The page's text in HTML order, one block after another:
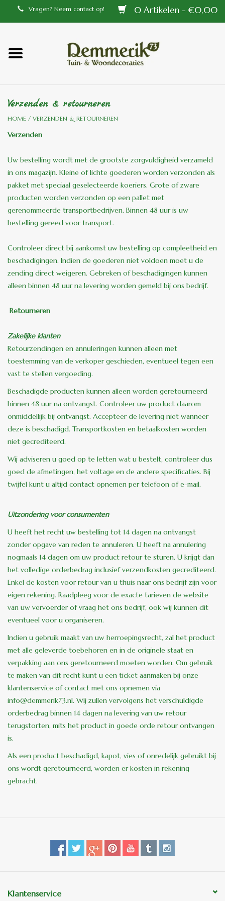
Vragen? Neem contact op! 0 Artikelen - €0,00
Home
Aluminium en messing
buitenlampen
Bronzen beelden voor
ANTIEK , Curiosa en
Replica's
Cadeau artikelen
Diversen
Winkel decoratie
Verzenden & retourneren
HOME / VERZENDEN & RETOURNEREN
Verzenden
Uw bestelling wordt met de grootste zorgvuldigheid verzameld
in ons magazijn. Kleine of lichte goederen worden verzonden als
pakket met speciaal geselecteerde koeriers. Grote of zware
producten worden verzonden op een pallet met
gerenommeerde transportbedrijven. Binnen 48 uur is uw
bestelling gereed voor transport.
Controleer direct bij aankomst uw bestelling op compleetheid en
beschadigingen. Indien de goederen niet voldoen moet u de
zending direct weigeren. Gebreken of beschadigingen kunnen
alleen binnen 48 uur na levering worden gemeld bij ons bedrijf.
Retourneren
Zakelijke klanten
Retourzendingen en annuleringen kunnen alleen met
toestemming van de verkoper geschieden, eventueel tegen een
vast te stellen vergoeding.
Beschadigde producten kunnen alleen worden geretourneerd
binnen 48 uur na ontvangst. Controleer uw product daarom
onmiddellijk bij ontvangst. Accepteer de levering niet wanneer
deze is beschadigd. Transportkosten en betaalkosten worden
niet gecrediteerd.
Wij adviseren u goed op te letten wat u bestelt, controleer dus
goed de afmetingen, het voltage en de andere specificaties. Bij
twijfel kunt u altijd contact opnemen per telefoon of e-mail.
Uitzondering voor consumenten
U heeft het recht uw bestelling tot 14 dagen na ontvangst
zonder opgave van reden te annuleren. U heeft na annulering
nogmaals 14 dagen om uw product retour te sturen. U krijgt dan
het volledige orderbedrag inclusief verzendkosten gecrediteerd.
Enkel de kosten voor retour van u thuis naar ons bedrijf zijn voor
eigen rekening. Raadpleeg voor de exacte tarieven de website
van uw vervoerder of vraag het ons bedrijf, ook wij kunnen dit
eventueel voor u organiseren.
Indien u gebruik maakt van uw herroepingsrecht, zal het product
met alle geleverde toebehoren en in de originele staat en
verpakking aan ons geretourneerd moeten worden. Om gebruik
te maken van dit recht kunt u een ticket aanmaken bij onze
klantenservice of contact met ons opnemen via
info@demmerik73.nl. Wij zullen vervolgens het verschuldigde
orderbedrag binnen 14 dagen na levering van uw retour
terugstorten, mits het product in goede orde retour ontvangen
is.
Als een product beschadigd, kapot, vies of onredelijk gebruikt bij
ons wordt geretourneerd, worden er kosten in rekening
gebracht.
Klantenservice